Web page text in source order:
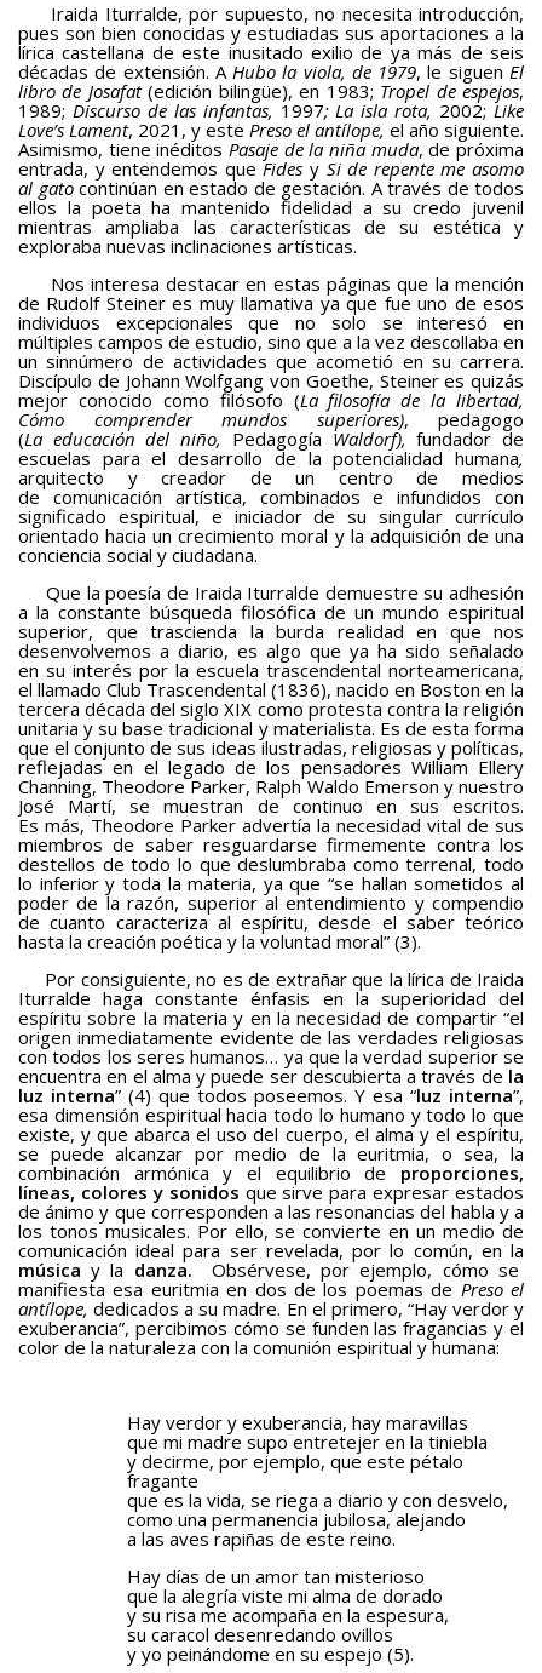
BAQUIANA – Año XXVII / Nº 137 – 138 / Enero – Junio 2026
(Opinión I)
Teatro
BAQUIANA – Año XXVII / Nº 137 – 138 / Enero – Junio 2026
(TEATRO)
Enlaces
BAQUIANA – ENLACES I
BAQUIANA – ENLACES II
BAQUIANA – ENLACES III
Números Anteriores
BAQUIANA – Números Anteriores (2021 – 2025)
BAQUIANA – Números Anteriores (2016 – 2020)
BAQUIANA – Números Anteriores (2010 – 2015)
BAQUIANA – Números Anteriores (2005 – 2010)
BAQUIANA – Números Anteriores (1999 – 2004)
Iraida Iturralde, por supuesto, no necesita introducción,
pues son bien conocidas y estudiadas sus aportaciones a la
lírica castellana de este inusitado exilio de ya más de seis
décadas de extensión. AHubo la viola, de 1979, le siguenEl
libro de Josafat(edición bilingüe), en 1983; Tropel de espejos,
1989; Discurso de las infantas, 1997; La isla rota, 2002;Like
Love’s Lament, 2021, y este Preso el antílope, el año siguiente.
Asimismo, tiene inéditos Pasaje de la niña muda, de próxima
entrada, y entendemos queFides y Si de repente me asomo
al gato continúan en estado de gestación. A través de todos
ellos la poeta ha mantenido fidelidad a su credo juvenil
mientras ampliaba las características de su estética y
exploraba nuevas inclinaciones artísticas.
Nos interesa destacar en estas páginas que la mención
de Rudolf Steiner es muy llamativa ya que fue uno de esos
individuos excepcionales que no solo se interesó en
múltiples campos de estudio, sino que a la vez descollaba en
un sinnúmero de actividades que acometió en su carrera.
Discípulo de Johann Wolfgang von Goethe, Steiner es quizás
mejor conocido como filósofo (La filosofía de la libertad,
Cómo comprender mundos superiores), pedagogo
(La educación del niño, Pedagogía Waldorf),fundador de
escuelas para el desarrollo de la potencialidad humana,
arquitecto y creador de un centro de medios
de comunicación artística, combinados e infundidos con
significado espiritual, e iniciador de su singular currículo
orientado hacia un crecimiento moral y la adquisición de una
conciencia social y ciudadana.
Que la poesía de Iraida Iturralde demuestre su adhesión
a la constante búsqueda filosófica de un mundo espiritual
superior, que trascienda la burda realidad en que nos
desenvolvemos a diario, es algo que ya ha sido señalado
en su interés por la escuela trascendental norteamericana,
el llamado Club Trascendental (1836), nacido en Boston en la
tercera década del siglo XIX como protesta contra la religión
unitaria y su base tradicional y materialista. Es de esta forma
que el conjunto de sus ideas ilustradas, religiosas y políticas,
reflejadas en el legado de los pensadores William Ellery
Channing, Theodore Parker, Ralph Waldo Emerson y nuestro
José Martí, se muestran de continuo en sus escritos.
Es más, Theodore Parker advertía la necesidad vital de sus
miembros de saber resguardarse firmemente contra los
destellos de todo lo que deslumbraba como terrenal, todo
lo inferior y toda la materia, ya que “se hallan sometidos al
poder de la razón, superior al entendimiento y compendio
de cuanto caracteriza al espíritu, desde el saber teórico
hasta la creación poética y la voluntad moral” (3).
Por consiguiente, no es de extrañar que la lírica de Iraida
Iturralde haga constante énfasis en la superioridad del
espíritu sobre la materia y en la necesidad de compartir “el
origen inmediatamente evidente de las verdades religiosas
con todos los seres humanos… ya que la verdad superior se
encuentra en el alma y puede ser descubierta a través de la
luz interna” (4) que todos poseemos. Y esa “luz interna”,
esa dimensión espiritual hacia todo lo humano y todo lo que
existe, y que abarca el uso del cuerpo, el alma y el espíritu,
se puede alcanzar por medio de la euritmia, o sea, la
combinación armónica y el equilibrio de proporciones,
líneas, colores y sonidos que sirve para expresar estados
de ánimo y que corresponden a las resonancias del habla y a
los tonos musicales. Por ello, se convierte en un medio de
comunicación ideal para ser revelada, por lo común, en la
música y la danza.
Obsérvese, por ejemplo, cómo se
manifiesta esa euritmia en dos de los poemas de Preso el
antílope, dedicados a su madre. En el primero, “Hay verdor y
exuberancia”, percibimos cómo se funden las fragancias y el
color de la naturaleza con la comunión espiritual y humana:
Hay verdor y exuberancia, hay maravillas
que mi madre supo entretejer en la tiniebla
y decirme, por ejemplo, que este pétalo
fragante
que es la vida, se riega a diario y con desvelo,
como una permanencia jubilosa, alejando
a las aves rapiñas de este reino.
Hay días de un amor tan misterioso
que la alegría viste mi alma de dorado
y su risa me acompaña en la espesura,
su caracol desenredando ovillos
y yo peinándome en su espejo (5).